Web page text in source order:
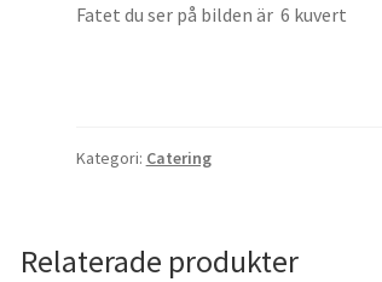
Fatet du ser på bilden är 6 kuvert
Kategori: Catering
Relaterade produkter